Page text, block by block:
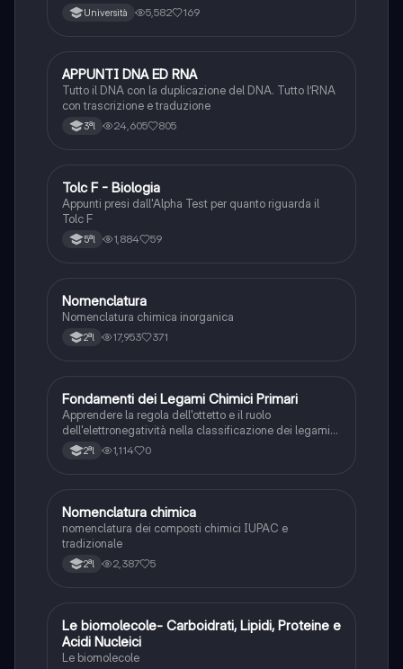
Università 5,582 169
Scienze
APPUNTI DNA ED RNA
Tutto il DNA con la duplicazione del DNA. Tutto l’RNA
con trascrizione e traduzione
3ªl 24,605 805
Chimica
Tolc F - Biologia
Appunti presi dall'Alpha Test per quanto riguarda il
Tolc F
5ªl 1,884 59
Chimica
Nomenclatura
Nomenclatura chimica inorganica
2ªl 17,953 371
FChimica
Fondamenti dei Legami Chimici Primari
Apprendere la regola dell'ottetto e il ruolo
dell'elettronegatività nella classificazione dei legami
chimici forti.
2ªl 1,114 0
NChimica
Nomenclatura chimica
nomenclatura dei composti chimici IUPAC e
tradizionale
2ªl 2,387 5
Scienze
Le biomolecole- Carboidrati, Lipidi, Proteine e
Acidi Nucleici
Le biomolecole